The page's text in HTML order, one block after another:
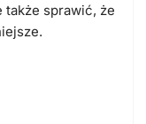
także sprawić, że